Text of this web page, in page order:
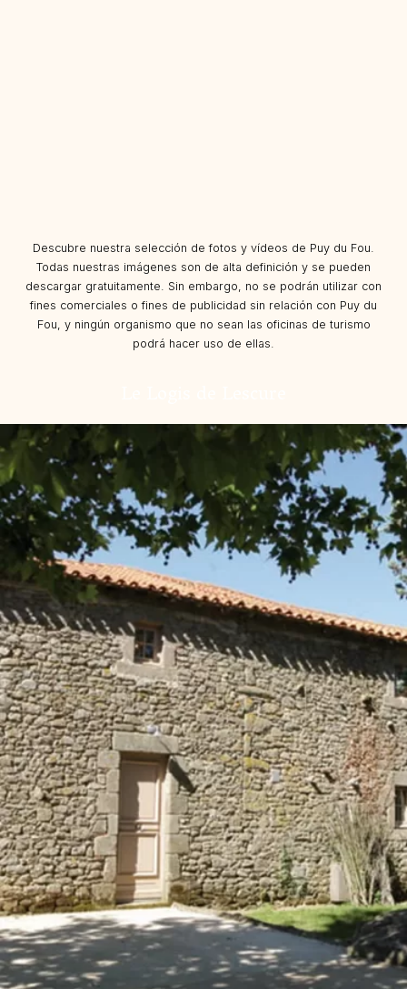
Descubre nuestra selección de fotos y vídeos de Puy du Fou.
Todas nuestras imágenes son de alta definición y se pueden
descargar gratuitamente. Sin embargo, no se podrán utilizar con
fines comerciales o fines de publicidad sin relación con Puy du
Fou, y ningún organismo que no sean las oficinas de turismo
podrá hacer uso de ellas.